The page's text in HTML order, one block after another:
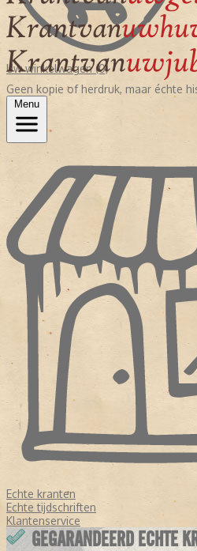
Uw winkelwagen (0)
Geen kopie of herdruk, maar échte
Menu
Echte kranten
Echte tijdschriften
Klantenservice
GEGARANDEERD ECHTE